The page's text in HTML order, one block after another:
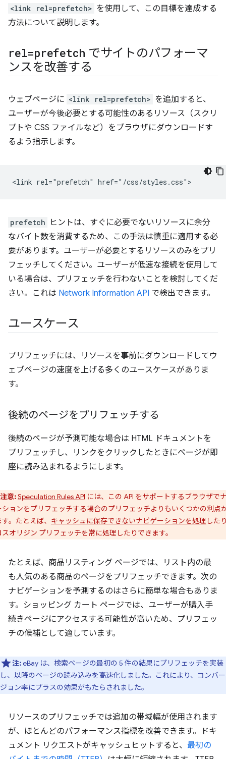
<link rel=prefetch> を使用して、この目標を達成する
方法について説明します。
rel=prefetch でサイトのパフォーマ
ンスを改善する
ウェブページに <link rel=prefetch> を追加すると、
ユーザーが今後必要とする可能性のあるリソース（スクリ
プトや CSS ファイルなど）をブラウザにダウンロードす
るよう指示します。
prefetch
ヒントは、すぐに必要でないリソースに余分
なバイト数を消費するため、この手法は慎重に適用する必
要があります。ユーザーが必要とするリソースのみをプリ
フェッチしてください。ユーザーが低速な接続を使用して
いる場合は、プリフェッチを行わないことを検討してくだ
さい。これは Network Information API で検出できます。
ユースケース
プリフェッチには、リソースを事前にダウンロードしてウ
ェブページの速度を上げる多くのユースケースがありま
す。
後続のページをプリフェッチする
後続のページが予測可能な場合は HTML ドキュメントを
プリフェッチし、リンクをクリックしたときにページが即
座に読み込まれるようにします。
注意:Speculation Rules API には、この API をサポートするブラウザで
ションをプリフェッチする場合のプリフェッチよりもいくつかの利点
。たとえば、 キャッシュに保存できないナビゲーションを処理 した
オリジン プリフェッチを常に処理したりできます。
たとえば、商品リスティング ページでは、リスト内の最
も人気のある商品のページをプリフェッチできます。次の
ナビゲーションを予測するのはさらに簡単な場合もありま
す。ショッピング カート ページでは、ユーザーが購入手
続きページにアクセスする可能性が高いため、プリフェッ
チの候補として適しています。
注:eBay は、検索ページの最初の 5 件の結果にプリフェッチを実装
し、以降のページの読み込みを高速化しました。これにより、コンバー
ジョン率にプラスの効果がもたらされました。
リソースのプリフェッチでは追加の帯域幅が使用されます
が、ほとんどのパフォーマンス指標を改善できます。ドキ
ュメント リクエストがキャッシュヒットすると、 最初の